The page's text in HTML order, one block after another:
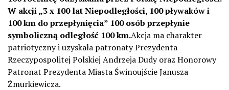
W akcji „3 x 100 lat Niepodległości, 100 pływaków i
100 km do przepłynięcia” 100 osób przepłynie
symboliczną odległość 100 km.Akcja ma charakter
patriotyczny i uzyskała patronaty Prezydenta
Rzeczypospolitej Polskiej Andrzeja Dudy oraz Honorowy
Patronat Prezydenta Miasta Świnoujście Janusza
Żmurkiewicza.